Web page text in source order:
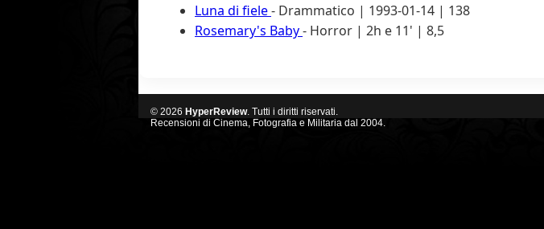
Luna di fiele- Drammatico | 1993-01-14 | 138
Rosemary's Baby- Horror | 2h e 11' | 8,5
© 2026 HyperReview. Tutti i diritti riservati.
Recensioni di Cinema, Fotografia e Militaria dal 2004.